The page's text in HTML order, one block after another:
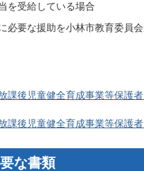
を受給している場合
必要な援助を小林市教育委員
課後児童健全育成事業等保護
課後児童健全育成事業等保護
な書類